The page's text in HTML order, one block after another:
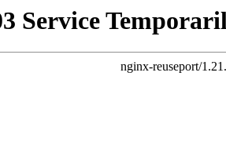
Service
nginx-reuseport/